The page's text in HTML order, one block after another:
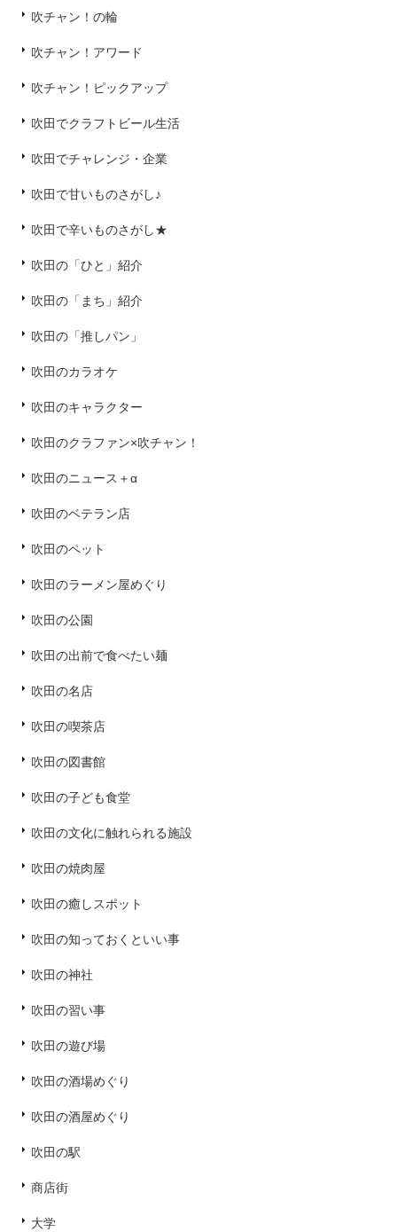
吹チャン！の輪
吹チャン！アワード
吹チャン！ピックアップ
吹田でクラフトビール生活
吹田でチャレンジ・企業
吹田で甘いものさがし♪
吹田で辛いものさがし★
吹田の「ひと」紹介
吹田の「まち」紹介
吹田の「推しパン」
吹田のカラオケ
吹田のキャラクター
吹田のクラファン×吹チャン！
吹田のニュース＋α
吹田のベテラン店
吹田のペット
吹田のラーメン屋めぐり
吹田の公園
吹田の出前で食べたい麺
吹田の名店
吹田の喫茶店
吹田の図書館
吹田の子ども食堂
吹田の文化に触れられる施設
吹田の焼肉屋
吹田の癒しスポット
吹田の知っておくといい事
吹田の神社
吹田の習い事
吹田の遊び場
吹田の酒場めぐり
吹田の酒屋めぐり
吹田の駅
商店街
大学